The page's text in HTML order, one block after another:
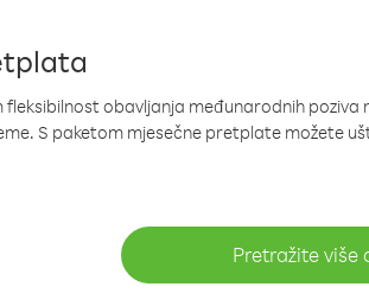
obavljanja međunarodnih poziva
S paketom mjesečne pretplate možete
Pretražite više